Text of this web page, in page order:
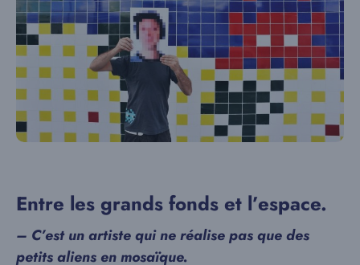
Entre les grands fonds et l’espace.
– C’est un artiste qui ne réalise pas que des
petits aliens en mosaïque.